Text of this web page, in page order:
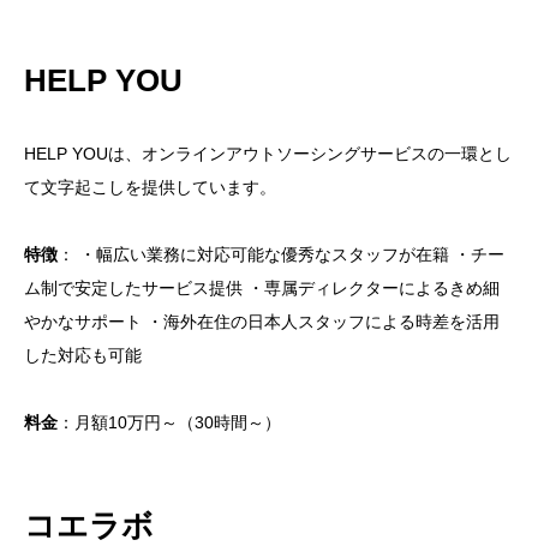
HELP YOU
HELP YOUは、オンラインアウトソーシングサービスの一環とし
て文字起こしを提供しています。
特徴 ： ・幅広い業務に対応可能な優秀なスタッフが在籍 ・チー
ム制で安定したサービス提供 ・専属ディレクターによるきめ細
やかなサポート ・海外在住の日本人スタッフによる時差を活用
した対応も可能
料金 ：月額10万円～（30時間～）
コエラボ